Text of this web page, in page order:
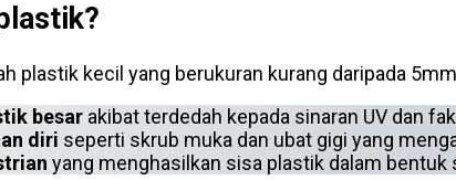
plastik kecil yang berukuran kurang daripada
besar akibat terdedah kepada sinaran UV dan
diri seperti skrub muka dan ubat gigi yang
yang menghasilkan sisa plastik dalam bentuk